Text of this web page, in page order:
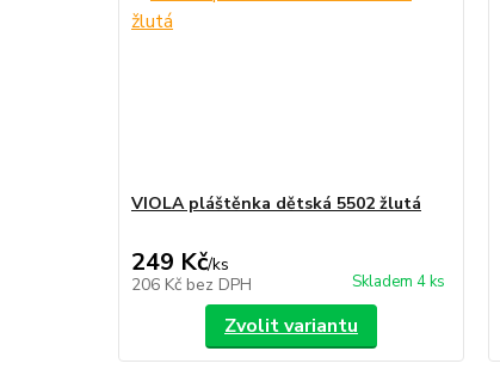
VIOLA pláštěnka dětská 5502 žlutá
249 Kč/ks
206 Kč bez DPH Skladem 4 ks
Zvolit variantu